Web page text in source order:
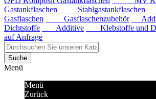
Gastankflaschen
Stahlgastankflaschen
Gasflaschen
Gasflaschenzubehör
Dichtstoffe
Additive Klebstoffe und
auf Anfrage
Suche
Menü
Menü
Zurück